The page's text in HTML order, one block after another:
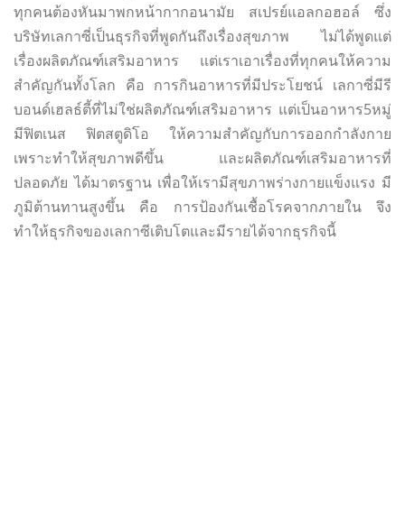
ทุกคนต้องหันมาพกหน้ากากอนามัย สเปรย์แอลกอฮอล์ ซึ่ง
บริษัทเลกาซี่เป็นธุรกิจที่พูดกันถึงเรื่องสุขภาพ ไม่ได้พูดแต่
เรื่องผลิตภัณฑ์เสริมอาหาร แต่เราเอาเรื่องที่ทุกคนให้ความ
สำคัญกันทั้งโลก คือ การกินอาหารที่มีประโยชน์ เลกาซี่มีรี
บอนด์เฮลธ์ตี้ที่ไม่ใช่ผลิตภัณฑ์เสริมอาหาร แต่เป็นอาหาร5หมู่
มีฟิตเนส ฟิตสตูดิโอ ให้ความสำคัญกับการออกกำลังกาย
เพราะทำให้สุขภาพดีขึ้น และผลิตภัณฑ์เสริมอาหารที่
ปลอดภัย ได้มาตรฐาน เพื่อให้เรามีสุขภาพร่างกายแข็งแรง มี
ภูมิต้านทานสูงขึ้น คือ การป้องกันเชื้อโรคจากภายใน จึง
ทำให้ธุรกิจของเลกาซีเติบโตและมีรายได้จากธุรกิจนี้